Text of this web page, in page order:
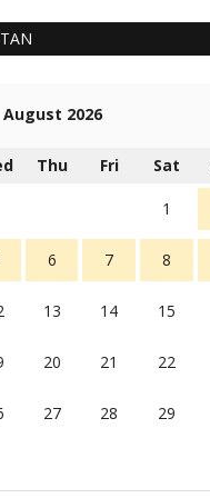
August 2026
Thu Fri Sat
1
6 7 8
13 14 15
20 21 22
27 28 29